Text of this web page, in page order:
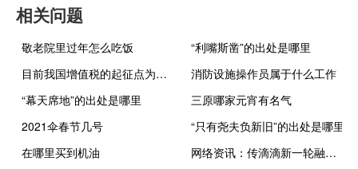
相关问题
敬老院里过年怎么吃饭
“利嘴斯凿”的出处是哪里
目前我国增值税的起征点为多少
消防设施操作员属于什么工作
“幕天席地”的出处是哪里
三原哪家元宵有名气
2021伞春节几号
“只有尧夫负新旧”的出处是哪里
在哪里买到机油
网络资讯：传滴滴新一轮融资超50亿美元 估值破500亿美元